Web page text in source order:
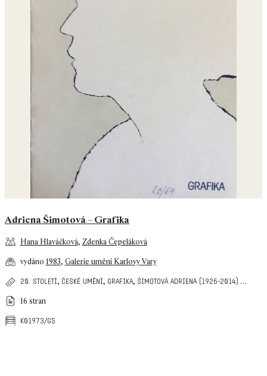
Adriena Šimotová – Grafika
Hana Hlaváčková, Zdenka Čepeláková
vydáno 1983, Galerie umění Karlovy Vary
20. století, české umění, grafika, šimotová adriena (1926-2014) …
16 stran
k01973/g5